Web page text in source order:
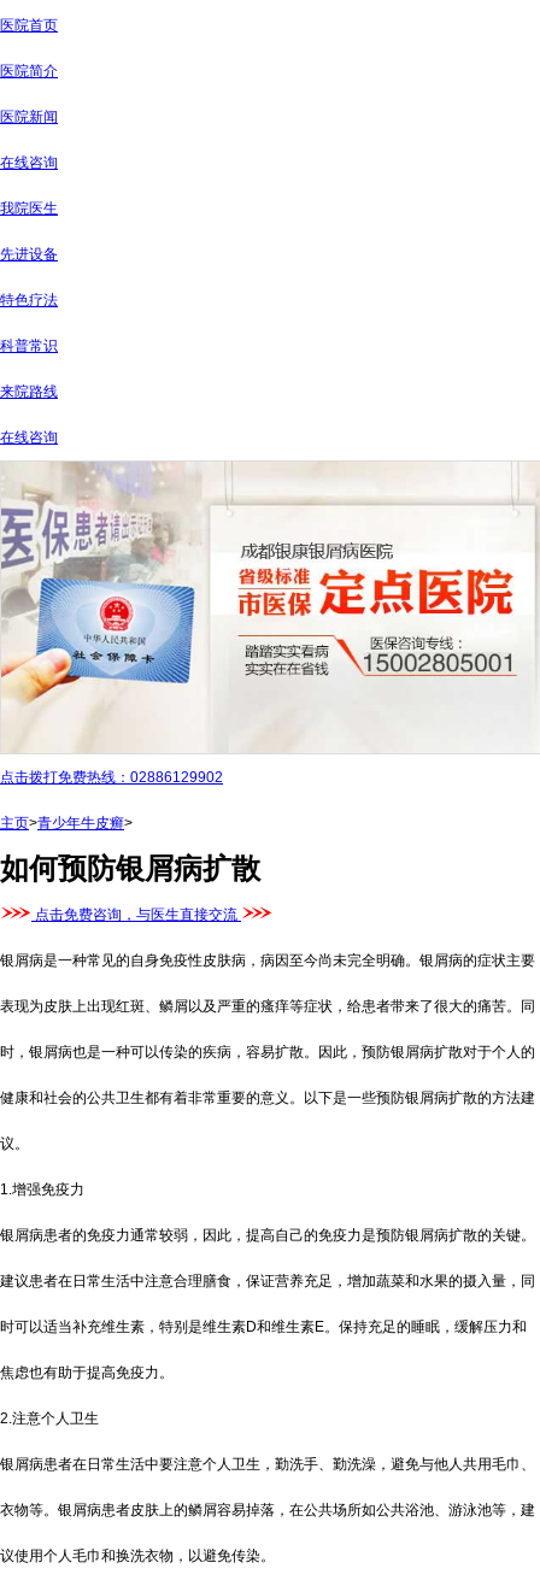
医院首页
医院简介
医院新闻
在线咨询
我院医生
先进设备
特色疗法
科普常识
来院路线
在线咨询
点击拨打免费热线：02886129902
主页>青少年牛皮癣>
如何预防银屑病扩散
点击免费咨询，与医生直接交流
银屑病是一种常见的自身免疫性皮肤病，病因至今尚未完全明确。银屑病的症状主要
表现为皮肤上出现红斑、鳞屑以及严重的瘙痒等症状，给患者带来了很大的痛苦。同
时，银屑病也是一种可以传染的疾病，容易扩散。因此，预防银屑病扩散对于个人的
健康和社会的公共卫生都有着非常重要的意义。以下是一些预防银屑病扩散的方法建
议。
1.增强免疫力
银屑病患者的免疫力通常较弱，因此，提高自己的免疫力是预防银屑病扩散的关键。
建议患者在日常生活中注意合理膳食，保证营养充足，增加蔬菜和水果的摄入量，同
时可以适当补充维生素，特别是维生素D和维生素E。保持充足的睡眠，缓解压力和
焦虑也有助于提高免疫力。
2.注意个人卫生
银屑病患者在日常生活中要注意个人卫生，勤洗手、勤洗澡，避免与他人共用毛巾、
衣物等。银屑病患者皮肤上的鳞屑容易掉落，在公共场所如公共浴池、游泳池等，建
议使用个人毛巾和换洗衣物，以避免传染。